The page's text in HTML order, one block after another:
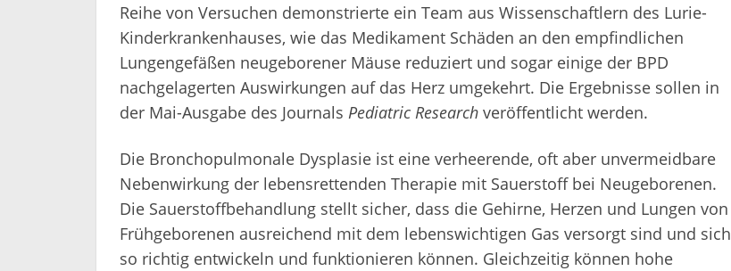
Reihe von Versuchen demonstrierte ein Team aus Wissenschaftlern des Lurie-
Kinderkrankenhauses, wie das Medikament Schäden an den empfindlichen
Lungengefäßen neugeborener Mäuse reduziert und sogar einige der BPD
nachgelagerten Auswirkungen auf das Herz umgekehrt. Die Ergebnisse sollen in
der Mai-Ausgabe des Journals Pediatric Researchveröffentlicht werden.
Die Bronchopulmonale Dysplasie ist eine verheerende, oft aber unvermeidbare
Nebenwirkung der lebensrettenden Therapie mit Sauerstoff bei Neugeborenen.
Die Sauerstoffbehandlung stellt sicher, dass die Gehirne, Herzen und Lungen von
Frühgeborenen ausreichend mit dem lebenswichtigen Gas versorgt sind und sich
so richtig entwickeln und funktionieren können. Gleichzeitig können hohe